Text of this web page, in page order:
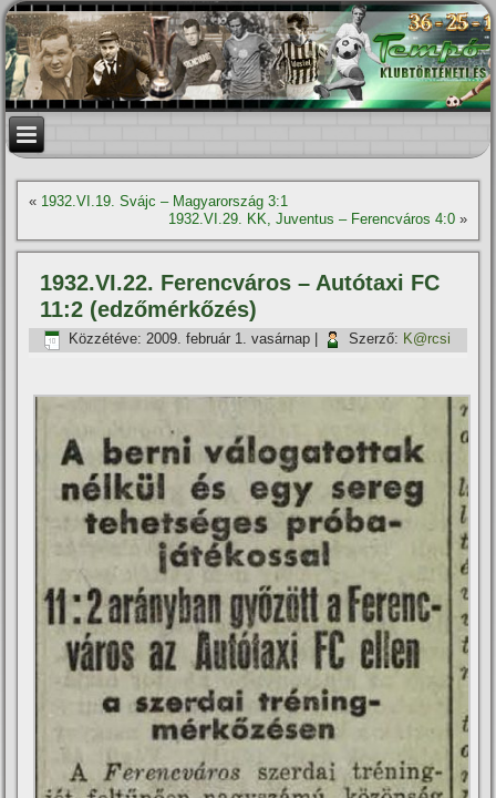
« 1932.VI.19. Svájc – Magyarország 3:1
1932.VI.29. KK, Juventus – Ferencváros 4:0»
1932.VI.22. Ferencváros – Autótaxi FC
11:2 (edzőmérkőzés)
Közzétéve: 2009. február 1. vasárnap Szerző: K@rcsi